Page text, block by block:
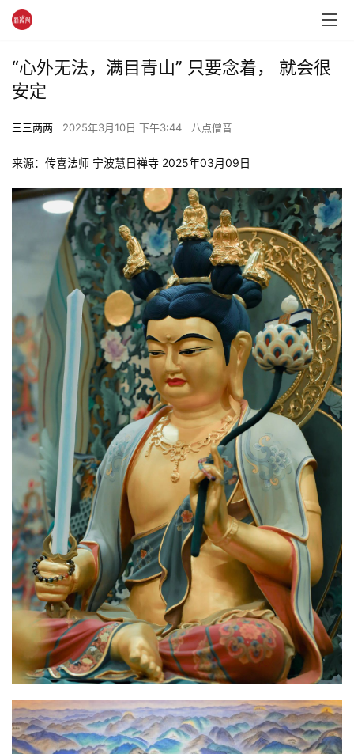
“心外无法，满目青山” 只要念着， 就会很
安定
三三两两 2025年3月10日 下午3:44 八点僧音
来源：传喜法师 宁波慧日禅寺 2025年03月09日